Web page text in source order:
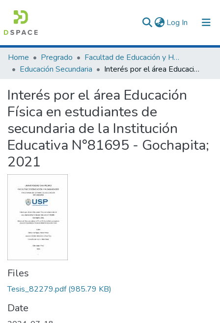
Log In (current)
Communities & Collections
All of DSpace
Statistics
Home Pregrado
Facultad de Educación y Humanidades
Educación Secundaria
Interés por el área Educación Física en estudiantes de secundaria de la Institución Educativa N°81695 - Gochapita; 2021
Interés por el área Educación
Física en estudiantes de
secundaria de la Institución
Educativa N°81695 - Gochapita;
2021
Files
Tesis_82279.pdf(985.79 KB)
Date